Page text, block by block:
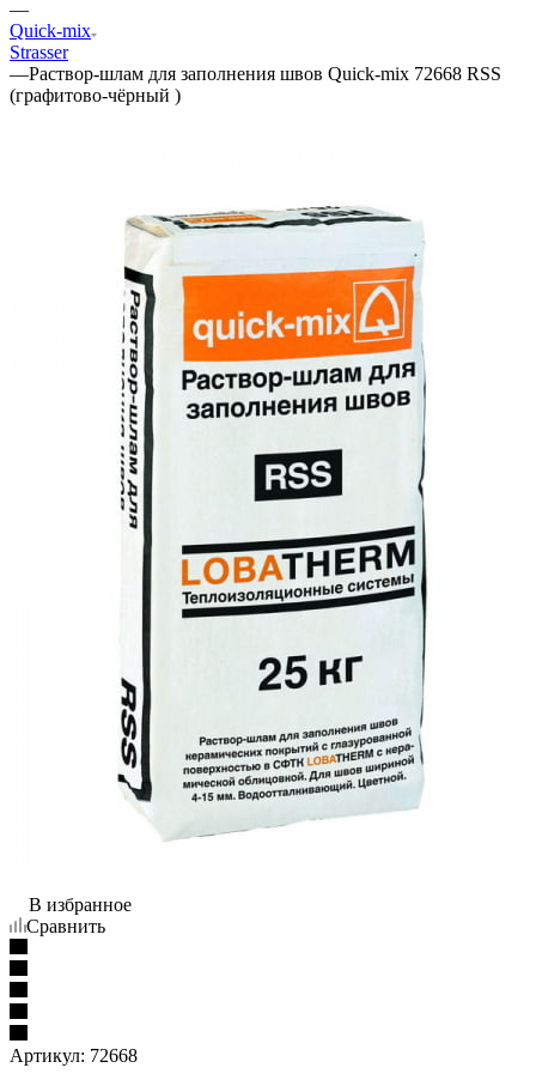
—
Quick-mix
Strasser
—Раствор-шлам для заполнения швов Quick-mix 72668 RSS
(графитово-чёрный )
В избранное
Сравнить
Артикул: 72668